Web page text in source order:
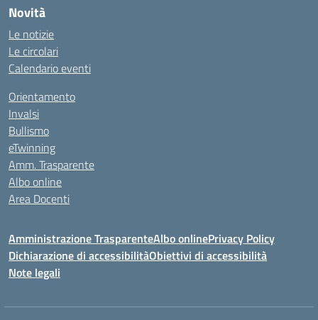
Novità
Le notizie
Le circolari
Calendario eventi
Orientamento
Invalsi
Bullismo
eTwinning
Amm. Trasparente
Albo online
Area Docenti
Amministrazione TrasparenteAlbo onlinePrivacy Policy
Dichiarazione di accessibilitàObiettivi di accessibilità
Note legali